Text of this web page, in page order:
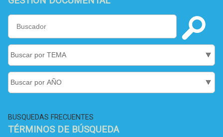
BUSQUEDAS FRECUENTES
TÉRMINOS DE BÚSQUEDA